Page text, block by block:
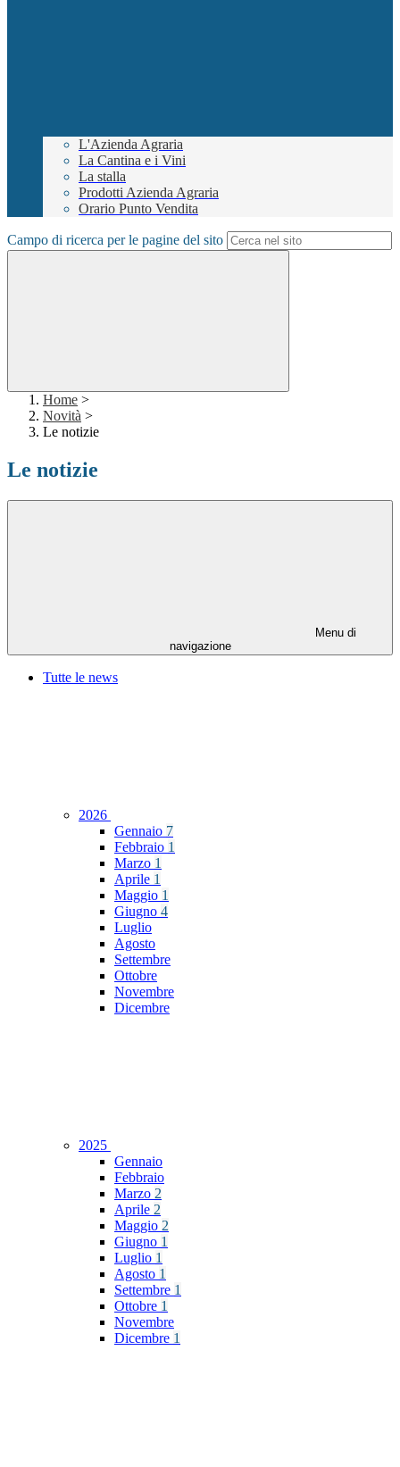
L'Azienda Agraria
La Cantina e i Vini
La stalla
Prodotti Azienda Agraria
Orario Punto Vendita
Campo di ricerca per le pagine del sito
Home >
Novità >
Le notizie
Le notizie
Menu di
navigazione
Tutte le news
2026
Gennaio 7
Febbraio 1
Marzo 1
Aprile 1
Maggio 1
Giugno 4
Luglio
Agosto
Settembre
Ottobre
Novembre
Dicembre
2025
Gennaio
Febbraio
Marzo 2
Aprile 2
Maggio 2
Giugno 1
Luglio 1
Agosto 1
Settembre 1
Ottobre 1
Novembre
Dicembre 1